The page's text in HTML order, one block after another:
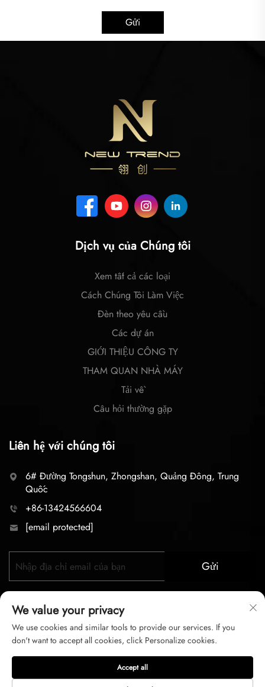
Gửi
Dịch vụ của Chúng tôi
Xem tất cả các loại
Cách Chúng Tôi Làm Việc
Đèn theo yêu cầu
Các dự án
GIỚI THIỆU CÔNG TY
THAM QUAN NHÀ MÁY
Tải về
Câu hỏi thường gặp
Liên hệ với chúng tôi
6# Đường Tongshun, Zhongshan, Quảng Đông, Trung
Quốc
+86-13424566604
[email protected]
Gửi
Bản quyền © 2026 zhongshan LC lighting Co.,LTD. Mọi
quyền được bảo lưu
We value your privacy
We use cookies and similar tools to provide our services. If you
don't want to accept all cookies, click Personalize cookies.
Accept all